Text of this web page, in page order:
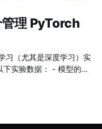
理 PyTorch
习（尤其是深度学习）实
数据： - 模型的
loss, accuracy, learning-